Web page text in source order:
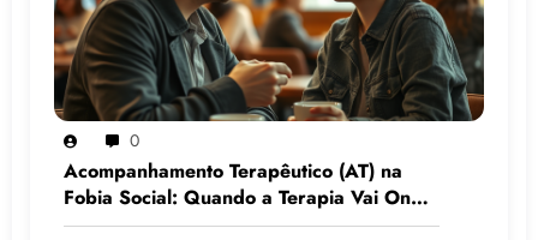
0
Acompanhamento Terapêutico (AT) na
Fobia Social: Quando a Terapia Vai Onde
o Medo Mora